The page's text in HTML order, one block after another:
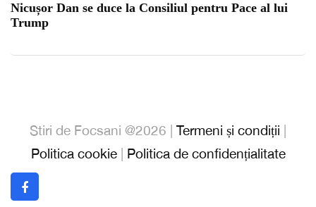
Nicușor Dan se duce la Consiliul pentru Pace al lui
Trump
Stiri de Focsani @2026 | Termeni și condiții
Politica cookie| Politica de confidențialitate